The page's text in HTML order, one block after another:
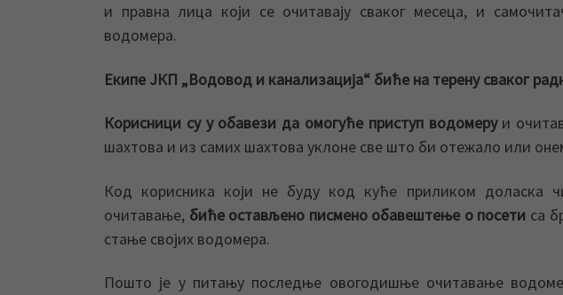
и правна лица који се очитавају сваког месеца, и
водомера.
Екипе ЈКП „Водовод и канализација“ биће на терену сваког
Корисници су у обавези да омогуће приступ водомеру и
шахтова и из самих шахтова уклоне све што би отежало или
Код корисника који не буду код куће приликом доласка
очитавање, биће остављено писмено обавештење о посети са
стање својих водомера.
Пошто је у питању последње овогодишње очитавање